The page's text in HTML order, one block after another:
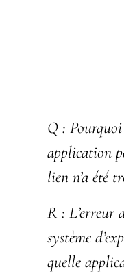
Q : Pourquoi
application
lien n’a été
R : L’erreur
système
quelle